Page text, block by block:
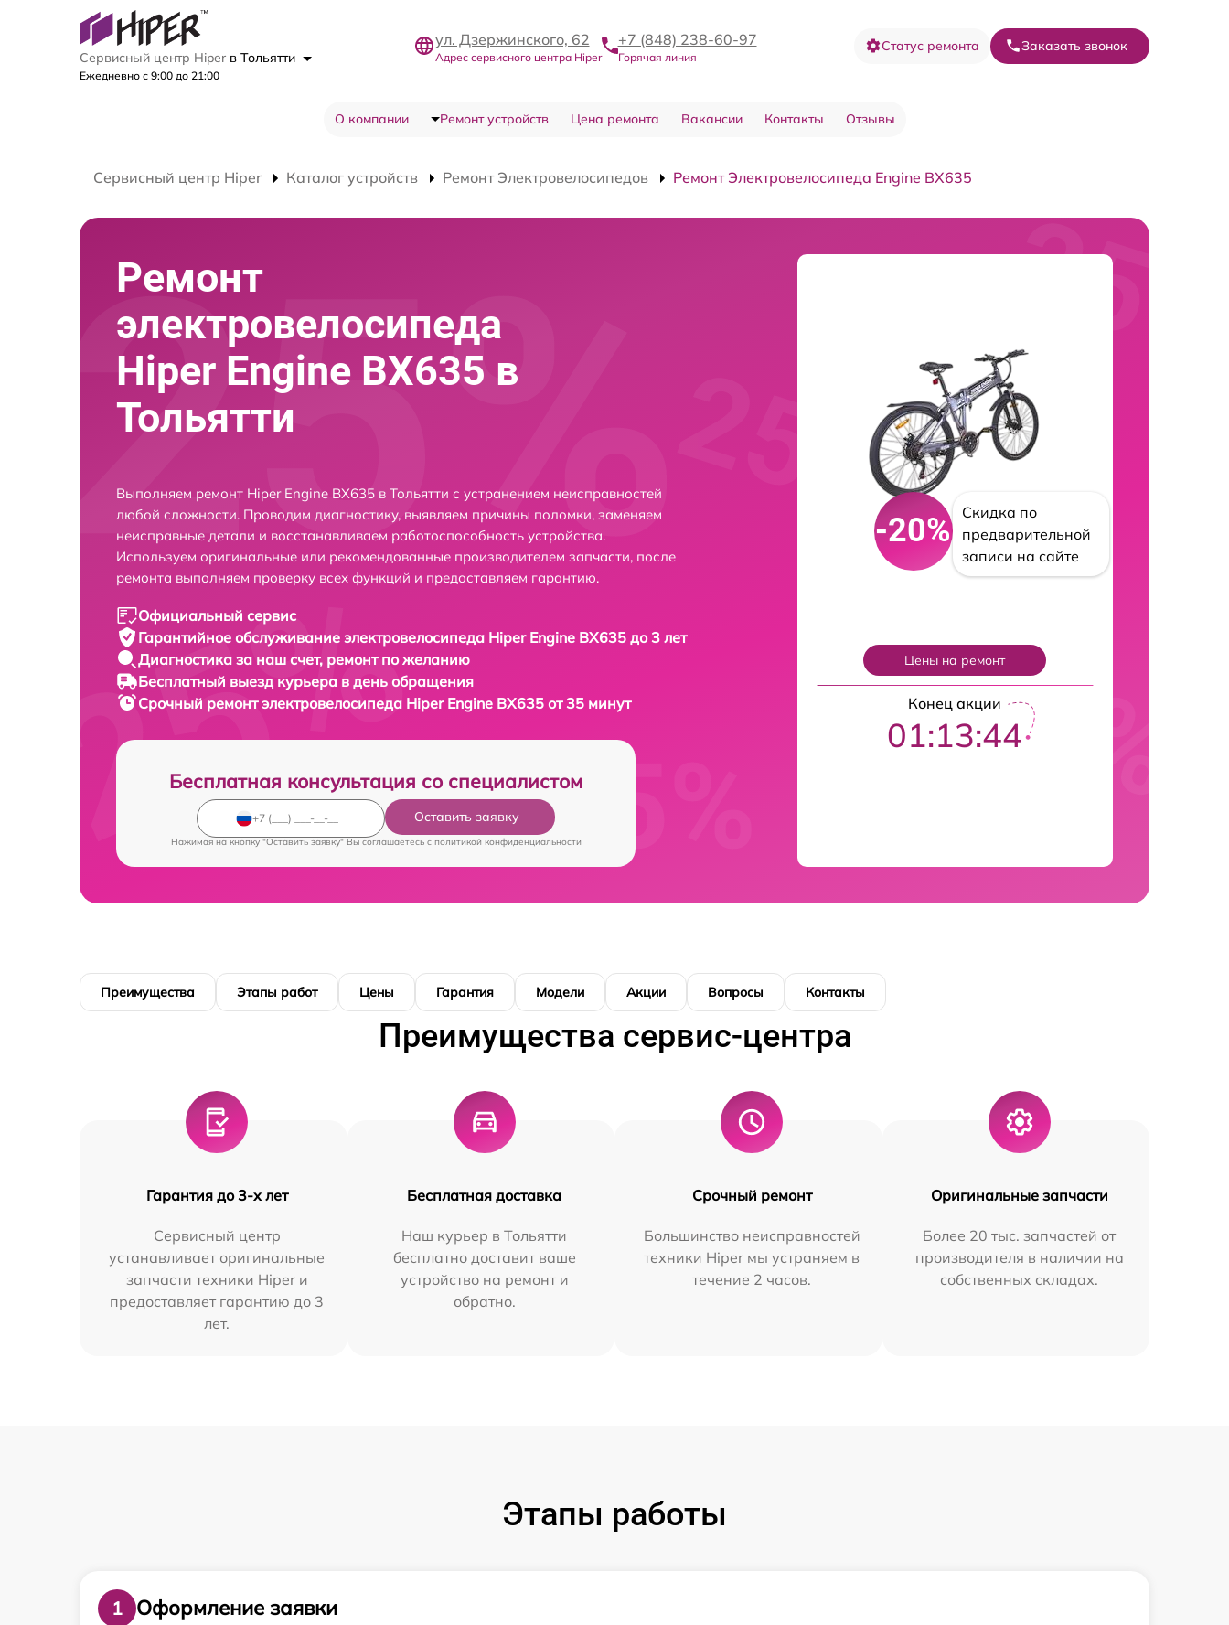
Сервисный центр Hiper в Тольятти
Ежедневно с 9:00 до 21:00
ул. Дзержинского, 62
Адрес сервисного центра Hiper
+7 (848) 238-60-97
Горячая линия
Статус ремонта Заказать звонок
О компании Ремонт устройств Цена ремонта Вакансии Контакты Отзывы
Сервисный центр Hiper Каталог устройств Ремонт Электровелосипедов Ремонт Электровелосипеда Engine BX635
Ремонт
электровелосипеда
Hiper Engine BX635 в
Тольятти
Выполняем ремонт Hiper Engine BX635 в Тольятти с устранением неисправностей
любой сложности. Проводим диагностику, выявляем причины поломки, заменяем
неисправные детали и восстанавливаем работоспособность устройства.
Используем оригинальные или рекомендованные производителем запчасти, после
ремонта выполняем проверку всех функций и предоставляем гарантию.
Официальный сервис
Гарантийное обслуживание электровелосипеда Hiper Engine BX635 до 3 лет
Диагностика за наш счет, ремонт по желанию
Бесплатный выезд курьера в день обращения
Срочный ремонтэлектровелосипеда Hiper Engine BX635 от 35 минут
Бесплатная консультация со специалистом
Оставить заявку
Нажимая на кнопку "Оставить заявку" Вы соглашаетесь c политикой конфиденциальности
-20%
Скидка по
предварительной
записи на сайте
Цены на ремонт
Конец акции
01:13:43
Преимущества Этапы работ Цены Гарантия Модели Акции Вопросы Контакты
Преимущества сервис-центра
Гарантия до 3-х лет
Сервисный центр
устанавливает оригинальные
запчасти техники Hiper и
предоставляет гарантию до 3
лет.
Бесплатная доставка
Наш курьер в Тольятти
бесплатно доставит ваше
устройство на ремонт и
обратно.
Срочный ремонт
Большинство неисправностей
техники Hiper мы устраняем в
течение 2 часов.
Оригинальные запчасти
Более 20 тыс. запчастей от
производителя в наличии на
собственных складах.
Этапы работы
1
Оформление заявки